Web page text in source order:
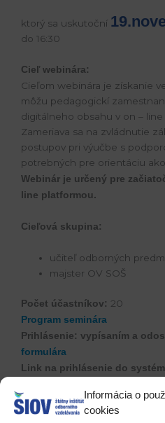
Informácia o
cookies
ktorý sa uskutoční
do 16:30
Cieľ webinára:
Cieľom webinára je získanie
môžu pedagogickí
digitálneho obsahu v on – line
Zameriava sa na zvládnutie
postupov pri výučbe s
potrebných pre orientáciu
Webinár je určený pre
line platformou.
Cieľová skupina:
učiteľ odborných
majster OV SOŠ
Počet účastníkov: 20
Program seminára
Prihlásenie: vypísaním a
formulára
Link na prihlásenie do
Registrácia je možná